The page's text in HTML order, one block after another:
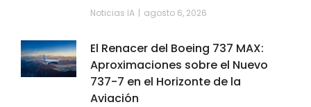
Noticias IA agosto 6, 2026
El Renacer del Boeing 737 MAX:
Aproximaciones sobre el Nuevo
737-7 en el Horizonte de la
Aviación